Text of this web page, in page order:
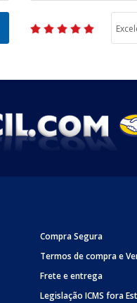
Compra Segura
Termos de compra e
Frete e entrega
Legislação ICMS fora